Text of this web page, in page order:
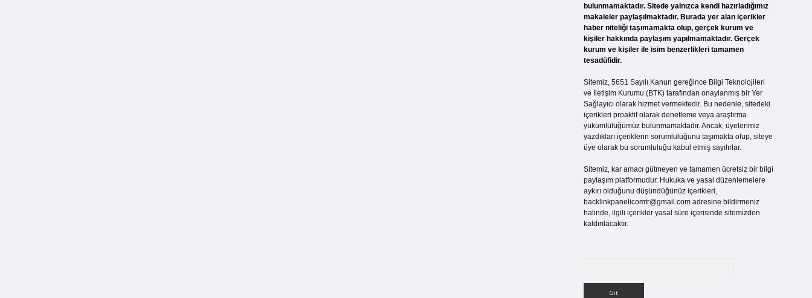
bulunmamaktadır. Sitede yalnızca kendi hazırladığımız
makaleler paylaşılmaktadır. Burada yer alan içerikler
haber niteliği taşımamakta olup, gerçek kurum ve
kişiler hakkında paylaşım yapılmamaktadır. Gerçek
kurum ve kişiler ile isim benzerlikleri tamamen
tesadüfidir.
Sitemiz, 5651 Sayılı Kanun gereğince Bilgi Teknolojileri
ve İletişim Kurumu (BTK) tarafından onaylanmış bir Yer
Sağlayıcı olarak hizmet vermektedir. Bu nedenle, sitedeki
içerikleri proaktif olarak denetleme veya araştırma
yükümlülüğümüz bulunmamaktadır. Ancak, üyelerimiz
yazdıkları içeriklerin sorumluluğunu taşımakta olup, siteye
üye olarak bu sorumluluğu kabul etmiş sayılırlar.
Sitemiz, kar amacı gütmeyen ve tamamen ücretsiz bir bilgi
paylaşım platformudur. Hukuka ve yasal düzenlemelere
aykırı olduğunu düşündüğünüz içerikleri,
backlinkpanelicomtr@gmail.comadresine bildirmeniz
halinde, ilgili içerikler yasal süre içerisinde sitemizden
kaldırılacaktır.